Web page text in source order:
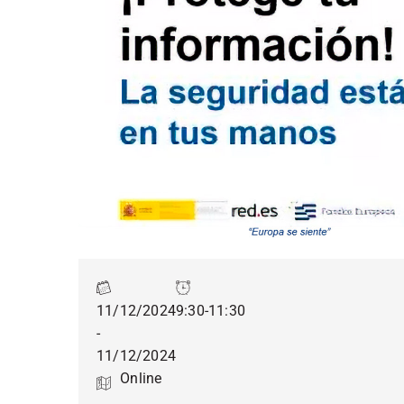
11/12/2024
-
11/12/2024
9:30-11:30
Online